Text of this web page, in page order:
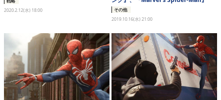
2020.2.12(水) 18:00
その他
2019.10.16(水) 21:00